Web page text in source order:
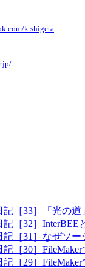
k.shigeta
［33］「光の
［32］InterBEE
［31］なぜソ
［30］FileMaker
［29］FileMaker